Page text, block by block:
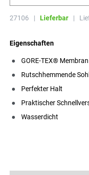
27106 | Lieferbar |
Eigenschaften
GORE-TEX®
Rutschhemmende
Perfekter Halt
Praktischer
Wasserdicht